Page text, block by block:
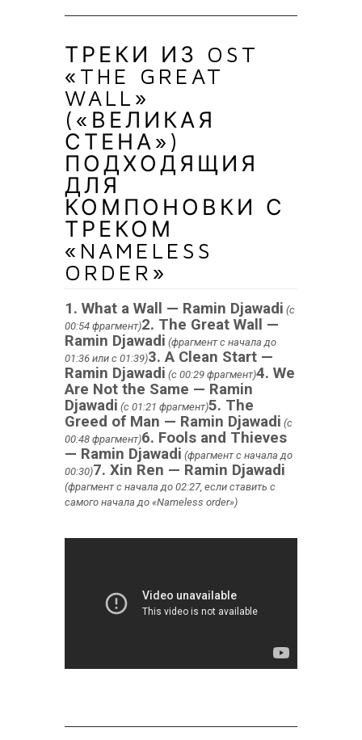
ТРЕКИ ИЗ OST
«THE GREAT
WALL»
(«ВЕЛИКАЯ
СТЕНА»)
ПОДХОДЯЩИЯ
ДЛЯ
КОМПОНОВКИ С
ТРЕКОМ
«NAMELESS
ORDER»
1. What a Wall — Ramin Djawadi (с
00:54 фрагмент)2. The Great Wall —
Ramin Djawadi (фрагмент с начала до
01:36 или с 01:39)3. A Clean Start —
Ramin Djawadi (с 00:29 фрагмент)4. We
Are Not the Same — Ramin
Djawadi (с 01:21 фрагмент)5. The
Greed of Man — Ramin Djawadi (с
00:48 фрагмент)6. Fools and Thieves
— Ramin Djawadi (фрагмент с начала до
00:30)7. Xin Ren — Ramin Djawadi
(фрагмент с начала до 02:27, если ставить с
самого начала до «Nameless order»)